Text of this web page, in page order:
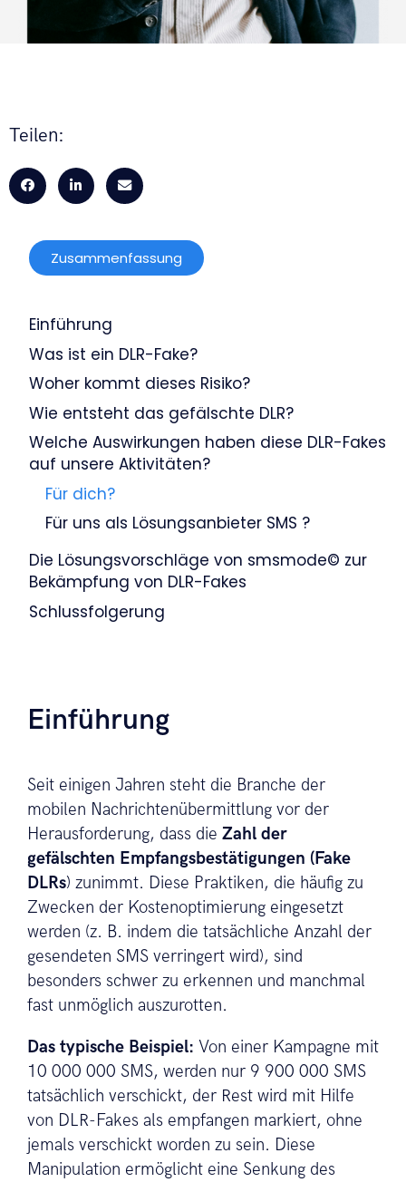
Teilen:
Zusammenfassung
Einführung
Was ist ein DLR-Fake?
Woher kommt dieses Risiko?
Wie entsteht das gefälschte DLR?
Welche Auswirkungen haben diese DLR-Fakes
auf unsere Aktivitäten?
Für dich?
Für uns als Lösungsanbieter SMS ?
Die Lösungsvorschläge von smsmode© zur
Bekämpfung von DLR-Fakes
Schlussfolgerung
Einführung
Seit einigen Jahren steht die Branche der
mobilen Nachrichtenübermittlung vor der
Herausforderung, dass die Zahl der
gefälschten Empfangsbestätigungen (Fake
DLRs) zunimmt. Diese Praktiken, die häufig zu
Zwecken der Kostenoptimierung eingesetzt
werden (z. B. indem die tatsächliche Anzahl der
gesendeten SMS verringert wird), sind
besonders schwer zu erkennen und manchmal
fast unmöglich auszurotten.
Das typische Beispiel: Von einer Kampagne mit
10 000 000 SMS, werden nur 9 900 000 SMS
tatsächlich verschickt, der Rest wird mit Hilfe
von DLR-Fakes als empfangen markiert, ohne
jemals verschickt worden zu sein. Diese
Manipulation ermöglicht eine Senkung des